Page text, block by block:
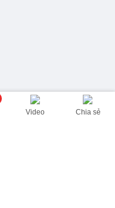
Video Chia sẻ